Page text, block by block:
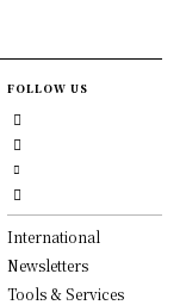
FOLLOW US
International
Newsletters
Tools & Services